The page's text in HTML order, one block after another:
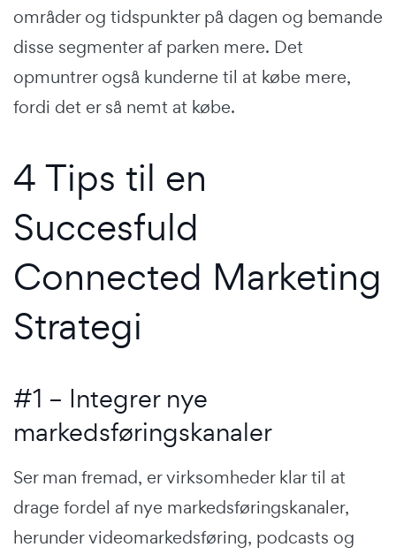
områder og tidspunkter på dagen og bemande
disse segmenter af parken mere. Det
opmuntrer også kunderne til at købe mere,
fordi det er så nemt at købe.
4 Tips til en
Succesfuld
Connected Marketing
Strategi
#1 – Integrer nye
markedsføringskanaler
Ser man fremad, er virksomheder klar til at
drage fordel af nye markedsføringskanaler,
herunder videomarkedsføring, podcasts og